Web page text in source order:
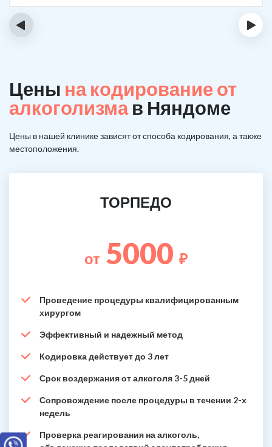
‹ ›
Цены на кодирование от
алкоголизмав Няндоме
Цены в нашей клинике зависят от способа кодирования, а также
местоположения.
ТОРПЕДО
от 5000 ₽
Проведение процедуры квалифицированным
хирургом
Эффективный и надежный метод
Кодировка действует до 3 лет
Срок воздержания от алкоголя 3-5 дней
Сопровождение после процедуры в течении 2-х
недель
Проверка реагирования на алкоголь,